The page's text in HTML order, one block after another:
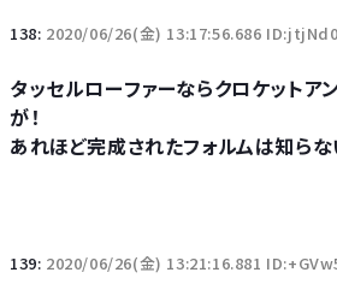
138: 2020/06/26(金) 13:17:56.686
タッセルローファーならクロケットア
が！
あれほど完成されたフォルムは知らな
139: 2020/06/26(金) 13:21:16.881